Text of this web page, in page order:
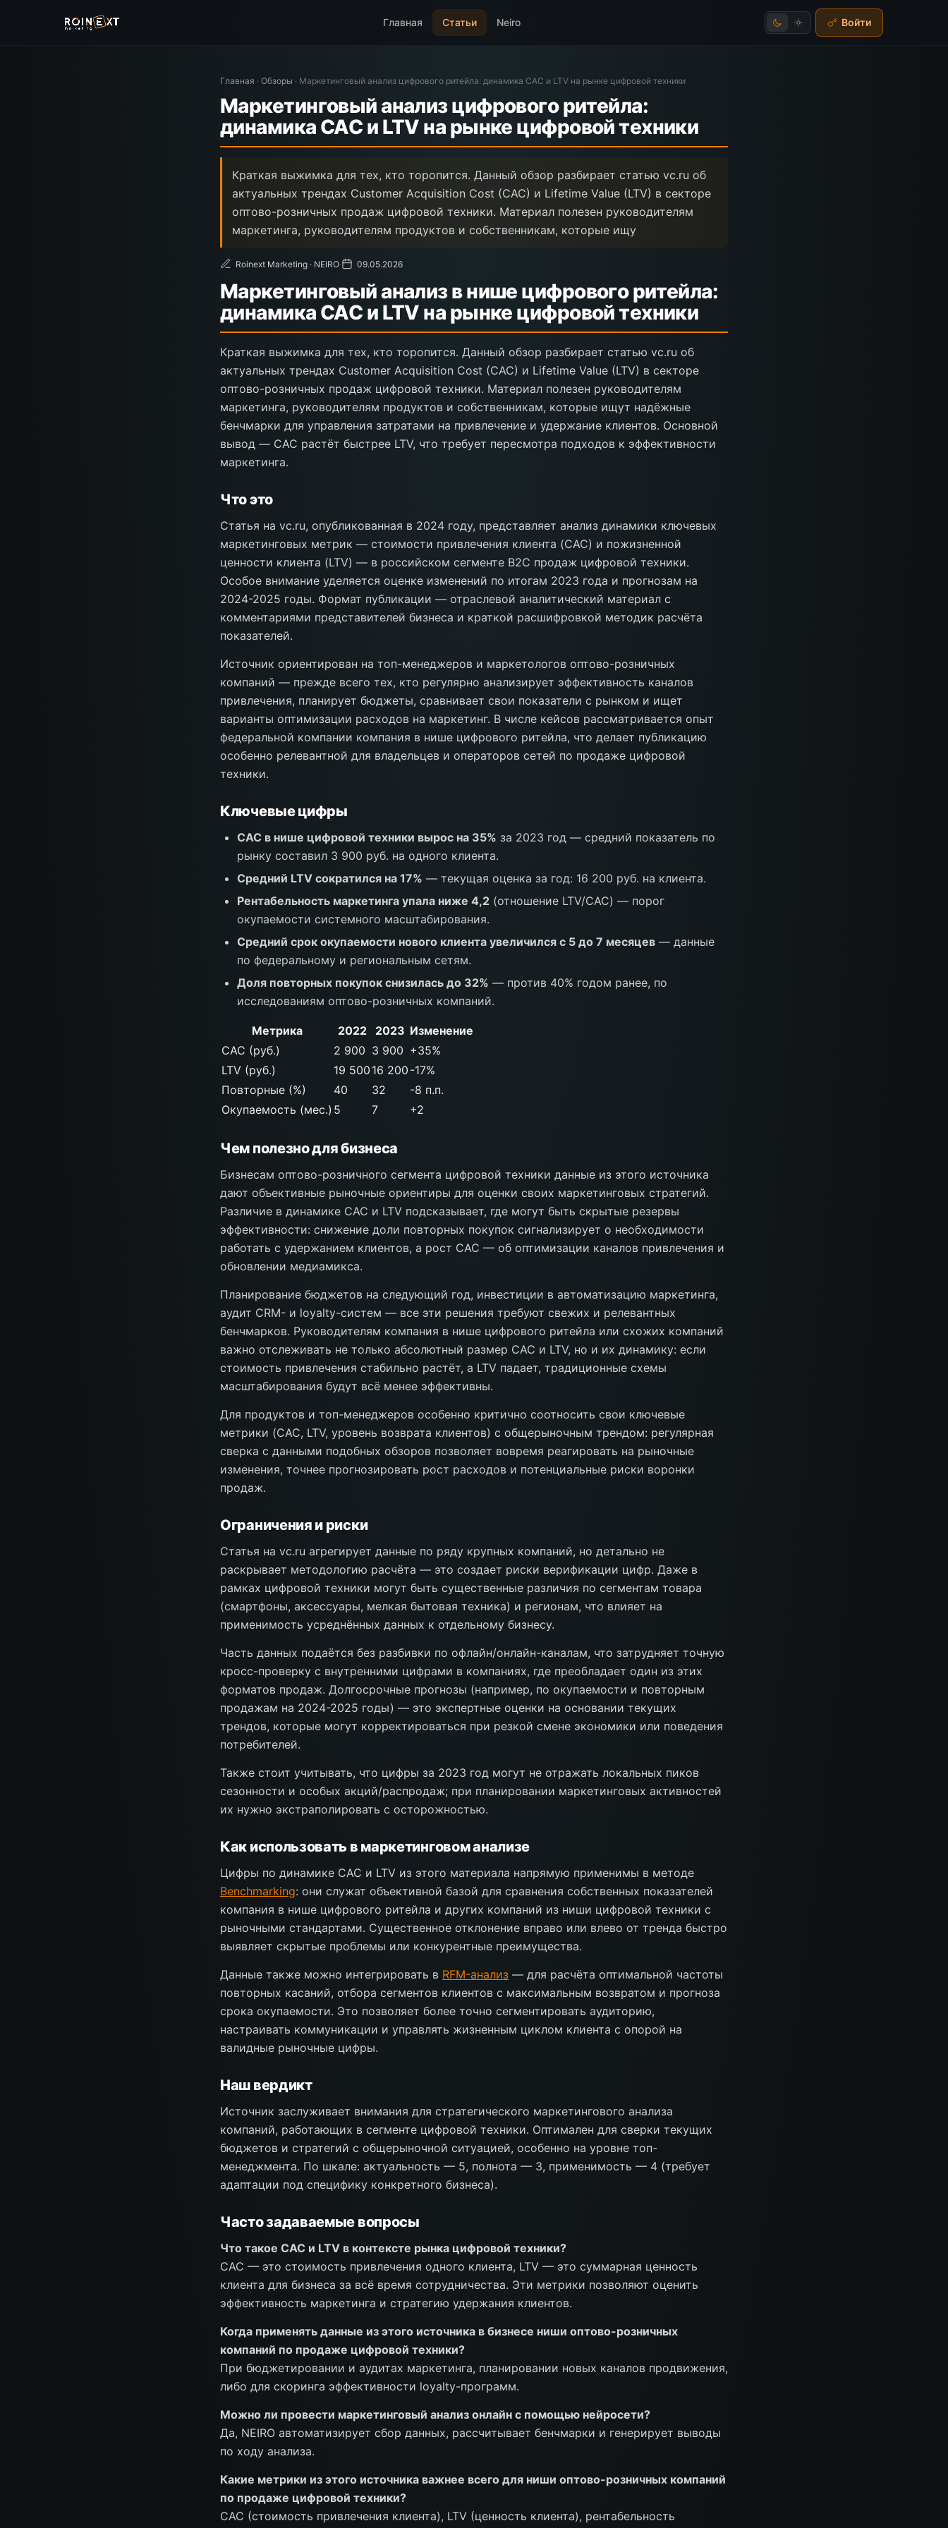
Главная Статьи Neiro Войти
Главная · Обзоры · Маркетинговый анализ цифрового ритейла: динамика CAC и LTV на рынке цифровой техники
Маркетинговый анализ цифрового ритейла:
динамика CAC и LTV на рынке цифровой техники
Краткая выжимка для тех, кто торопится. Данный обзор разбирает статью vc.ru об
актуальных трендах Customer Acquisition Cost (CAC) и Lifetime Value (LTV) в секторе
оптово-розничных продаж цифровой техники. Материал полезен руководителям
маркетинга, руководителям продуктов и собственникам, которые ищу
Roinext Marketing · NEIRO· 09.05.2026
Маркетинговый анализ в нише цифрового ритейла:
динамика CAC и LTV на рынке цифровой техники
Краткая выжимка для тех, кто торопится. Данный обзор разбирает статью vc.ru об
актуальных трендах Customer Acquisition Cost (CAC) и Lifetime Value (LTV) в секторе
оптово-розничных продаж цифровой техники. Материал полезен руководителям
маркетинга, руководителям продуктов и собственникам, которые ищут надёжные
бенчмарки для управления затратами на привлечение и удержание клиентов. Основной
вывод — CAC растёт быстрее LTV, что требует пересмотра подходов к эффективности
маркетинга.
Что это
Статья на vc.ru, опубликованная в 2024 году, представляет анализ динамики ключевых
маркетинговых метрик — стоимости привлечения клиента (CAC) и пожизненной
ценности клиента (LTV) — в российском сегменте B2C продаж цифровой техники.
Особое внимание уделяется оценке изменений по итогам 2023 года и прогнозам на
2024-2025 годы. Формат публикации — отраслевой аналитический материал с
комментариями представителей бизнеса и краткой расшифровкой методик расчёта
показателей.
Источник ориентирован на топ-менеджеров и маркетологов оптово-розничных
компаний — прежде всего тех, кто регулярно анализирует эффективность каналов
привлечения, планирует бюджеты, сравнивает свои показатели с рынком и ищет
варианты оптимизации расходов на маркетинг. В числе кейсов рассматривается опыт
федеральной компании компания в нише цифрового ритейла, что делает публикацию
особенно релевантной для владельцев и операторов сетей по продаже цифровой
техники.
Ключевые цифры
CAC в нише цифровой техники вырос на 35% за 2023 год — средний показатель по
рынку составил 3 900 руб. на одного клиента.
Средний LTV сократился на 17% — текущая оценка за год: 16 200 руб. на клиента.
Рентабельность маркетинга упала ниже 4,2 (отношение LTV/CAC) — порог
окупаемости системного масштабирования.
Средний срок окупаемости нового клиента увеличился с 5 до 7 месяцев — данные
по федеральному и региональным сетям.
Доля повторных покупок снизилась до 32% — против 40% годом ранее, по
исследованиям оптово-розничных компаний.
Метрика 2022 2023 Изменение
CAC (руб.)
2 900 3 900 +35%
LTV (руб.)
19 500 16 200 -17%
Повторные (%)
40 32
-8 п.п.
Окупаемость (мес.) 5 7 +2
Чем полезно для бизнеса
Бизнесам оптово-розничного сегмента цифровой техники данные из этого источника
дают объективные рыночные ориентиры для оценки своих маркетинговых стратегий.
Различие в динамике CAC и LTV подсказывает, где могут быть скрытые резервы
эффективности: снижение доли повторных покупок сигнализирует о необходимости
работать с удержанием клиентов, а рост CAC — об оптимизации каналов привлечения и
обновлении медиамикса.
Планирование бюджетов на следующий год, инвестиции в автоматизацию маркетинга,
аудит CRM- и loyalty-систем — все эти решения требуют свежих и релевантных
бенчмарков. Руководителям компания в нише цифрового ритейла или схожих компаний
важно отслеживать не только абсолютный размер CAC и LTV, но и их динамику: если
стоимость привлечения стабильно растёт, а LTV падает, традиционные схемы
масштабирования будут всё менее эффективны.
Для продуктов и топ-менеджеров особенно критично соотносить свои ключевые
метрики (CAC, LTV, уровень возврата клиентов) с общерыночным трендом: регулярная
сверка с данными подобных обзоров позволяет вовремя реагировать на рыночные
изменения, точнее прогнозировать рост расходов и потенциальные риски воронки
продаж.
Ограничения и риски
Статья на vc.ru агрегирует данные по ряду крупных компаний, но детально не
раскрывает методологию расчёта — это создает риски верификации цифр. Даже в
рамках цифровой техники могут быть существенные различия по сегментам товара
(смартфоны, аксессуары, мелкая бытовая техника) и регионам, что влияет на
применимость усреднённых данных к отдельному бизнесу.
Часть данных подаётся без разбивки по офлайн/онлайн-каналам, что затрудняет точную
кросс-проверку с внутренними цифрами в компаниях, где преобладает один из этих
форматов продаж. Долгосрочные прогнозы (например, по окупаемости и повторным
продажам на 2024-2025 годы) — это экспертные оценки на основании текущих
трендов, которые могут корректироваться при резкой смене экономики или поведения
потребителей.
Также стоит учитывать, что цифры за 2023 год могут не отражать локальных пиков
сезонности и особых акций/распродаж; при планировании маркетинговых активностей
их нужно экстраполировать с осторожностью.
Как использовать в маркетинговом анализе
Цифры по динамике CAC и LTV из этого материала напрямую применимы в методе
Benchmarking: они служат объективной базой для сравнения собственных показателей
компания в нише цифрового ритейла и других компаний из ниши цифровой техники с
рыночными стандартами. Существенное отклонение вправо или влево от тренда быстро
выявляет скрытые проблемы или конкурентные преимущества.
Данные также можно интегрировать в RFM-анализ — для расчёта оптимальной частоты
повторных касаний, отбора сегментов клиентов с максимальным возвратом и прогноза
срока окупаемости. Это позволяет более точно сегментировать аудиторию,
настраивать коммуникации и управлять жизненным циклом клиента с опорой на
валидные рыночные цифры.
Наш вердикт
Источник заслуживает внимания для стратегического маркетингового анализа
компаний, работающих в сегменте цифровой техники. Оптимален для сверки текущих
бюджетов и стратегий с общерыночной ситуацией, особенно на уровне топ-
менеджмента. По шкале: актуальность — 5, полнота — 3, применимость — 4 (требует
адаптации под специфику конкретного бизнеса).
Часто задаваемые вопросы
Что такое CAC и LTV в контексте рынка цифровой техники?
CAC — это стоимость привлечения одного клиента, LTV — это суммарная ценность
клиента для бизнеса за всё время сотрудничества. Эти метрики позволяют оценить
эффективность маркетинга и стратегию удержания клиентов.
Когда применять данные из этого источника в бизнесе ниши оптово-розничных
компаний по продаже цифровой техники?
При бюджетировании и аудитах маркетинга, планировании новых каналов продвижения,
либо для скоринга эффективности loyalty-программ.
Можно ли провести маркетинговый анализ онлайн с помощью нейросети?
Да, NEIRO автоматизирует сбор данных, рассчитывает бенчмарки и генерирует выводы
по ходу анализа.
Какие метрики из этого источника важнее всего для ниши оптово-розничных компаний
по продаже цифровой техники?
CAC (стоимость привлечения клиента), LTV (ценность клиента), рентабельность